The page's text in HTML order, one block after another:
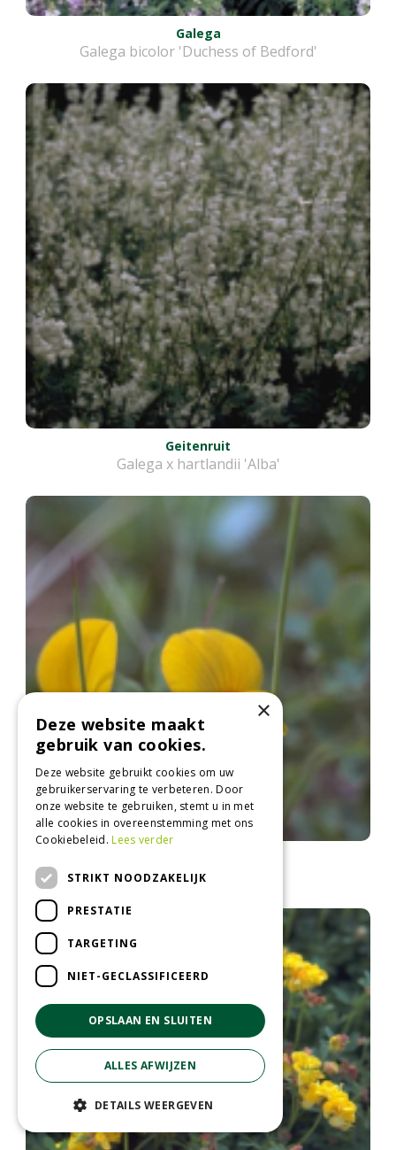
Galega
Galega bicolor 'Duchess of Bedford'
Geitenruit
Galega x hartlandii 'Alba'
Lotus corniculatus
×
Deze website maakt
gebruik van cookies.
Deze website gebruikt cookies om uw
gebruikerservaring te verbeteren. Door
onze website te gebruiken, stemt u in met
alle cookies in overeenstemming met ons
Cookiebeleid.Lees verder
STRIKT NOODZAKELIJK
PRESTATIE
TARGETING
NIET-GECLASSIFICEERD
OPSLAAN EN SLUITEN
ALLES AFWIJZEN
DETAILS WEERGEVEN